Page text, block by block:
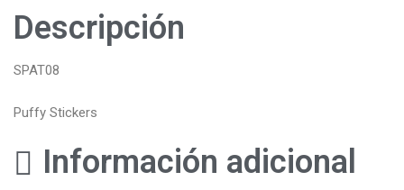
Descripción
SPAT08
Puffy Stickers
Información adicional